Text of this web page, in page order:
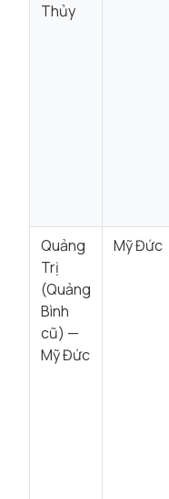
Thủy
Quảng
Trị
(Quảng
Bình
cũ) —
Mỹ Đức
Mỹ Đức